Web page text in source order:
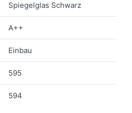
Spiegelglas Schwarz
A++
Einbau
595
594